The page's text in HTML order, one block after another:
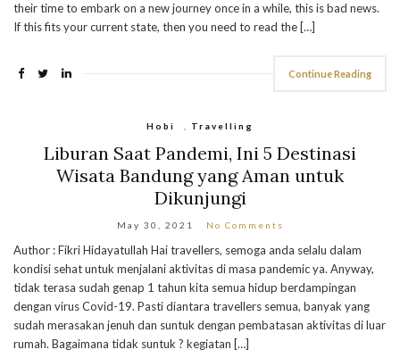
their time to embark on a new journey once in a while, this is bad news.
If this fits your current state, then you need to read the […]
Continue Reading
Hobi Travelling
Liburan Saat Pandemi, Ini 5 Destinasi
Wisata Bandung yang Aman untuk
Dikunjungi
May 30, 2021 No Comments
Author : Fikri Hidayatullah Hai travellers, semoga anda selalu dalam
kondisi sehat untuk menjalani aktivitas di masa pandemic ya. Anyway,
tidak terasa sudah genap 1 tahun kita semua hidup berdampingan
dengan virus Covid-19. Pasti diantara travellers semua, banyak yang
sudah merasakan jenuh dan suntuk dengan pembatasan aktivitas di luar
rumah. Bagaimana tidak suntuk ? kegiatan […]